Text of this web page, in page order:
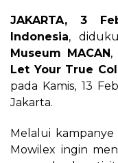
JAKARTA, 3
Indonesia,
Museum MACAN,
Let Your True
pada Kamis, 13
Jakarta.
Melalui kampanye
Mowilex ingin